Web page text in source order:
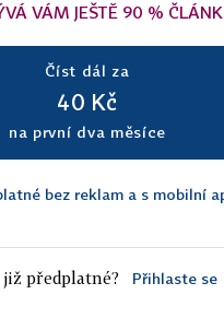
VÁM JEŠTĚ 90 %
Číst dál za
40 Kč
na první dva měsíce
bez reklam a s mobilní
předplatné? Přihlaste se